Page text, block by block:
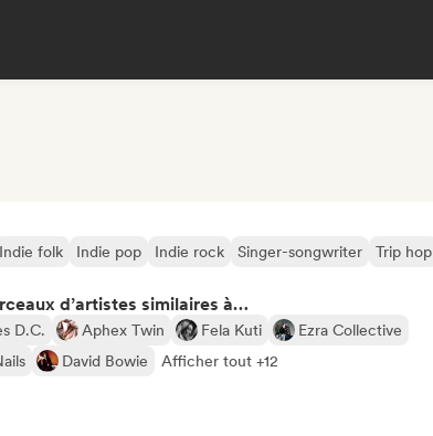
Indie folk Indie pop Indie rock Singer-songwriter Trip hop
d’artistes similaires à…
D.C. Aphex Twin Fela Kuti
Ezra Collective
David Bowie Afficher tout +12